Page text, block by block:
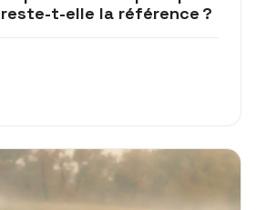
t-elle la référence ?